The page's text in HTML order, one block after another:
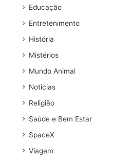
Educação
Entretenimento
História
Mistérios
Mundo Animal
Noticias
Religião
Saúde e Bem Estar
SpaceX
Viagem